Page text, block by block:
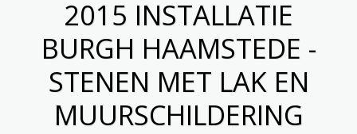
2015 INSTALLATIE
BURGH HAAMSTEDE -
STENEN MET LAK EN
MUURSCHILDERING